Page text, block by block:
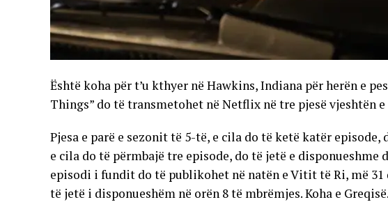
Është koha për t’u kthyer në Hawkins, Indiana për herën e
Things” do të transmetohet në Netflix në tre pjesë vjeshtën e
Pjesa e parë e sezonit të 5-të, e cila do të ketë katër
e cila do të përmbajë tre episode, do të jetë e
episodi i fundit do të publikohet në natën e Vitit të Ri, më
të jetë i disponueshëm në orën 8 të mbrëmjes. Koha e Greqisë.